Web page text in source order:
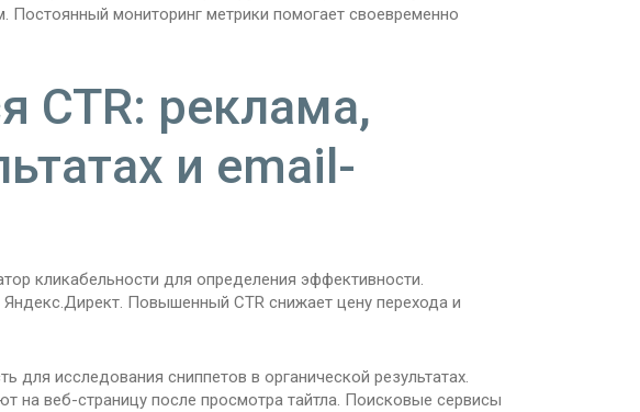
Постоянный мониторинг метрики помогает своевременно
CTR: реклама,
и email-
кликабельности для определения эффективности.
Повышенный CTR снижает цену перехода и
для исследования сниппетов в органической результатах.
на веб-страницу после просмотра тайтла. Поисковые сервисы